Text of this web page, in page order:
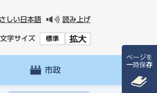
しい日本語 読み上げ
文字サイズ 標準 拡大
市政
ページを
一時保存